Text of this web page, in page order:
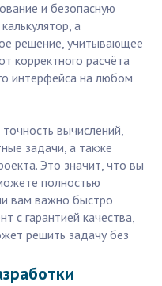
и безопасную
а
решение, учитывающее
корректного расчёта
интерфейса на любом
вычислений,
задачи, а также
Это значит, что вы
полностью
вам важно быстро
с гарантией качества,
решить задачу без